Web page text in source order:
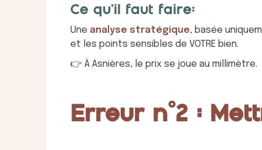
Ce qu’il faut faire:
Une analyse stratégique, basée
et les points sensibles de VOTRE bien.
👉 À Asnières, le prix se joue au millimètre.
Erreur n°2 :